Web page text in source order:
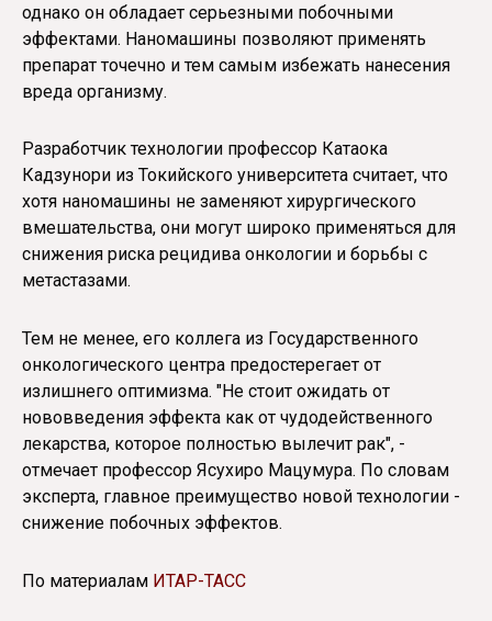
однако он обладает серьезными побочными
эффектами. Наномашины позволяют применять
препарат точечно и тем самым избежать нанесения
вреда организму.
Разработчик технологии профессор Катаока
Кадзунори из Токийского университета считает, что
хотя наномашины не заменяют хирургического
вмешательства, они могут широко применяться для
снижения риска рецидива онкологии и борьбы с
метастазами.
Тем не менее, его коллега из Государственного
онкологического центра предостерегает от
излишнего оптимизма. "Не стоит ожидать от
нововведения эффекта как от чудодейственного
лекарства, которое полностью вылечит рак", -
отмечает профессор Ясухиро Мацумура. По словам
эксперта, главное преимущество новой технологии -
снижение побочных эффектов.
По материалам ИТАР-ТАСС